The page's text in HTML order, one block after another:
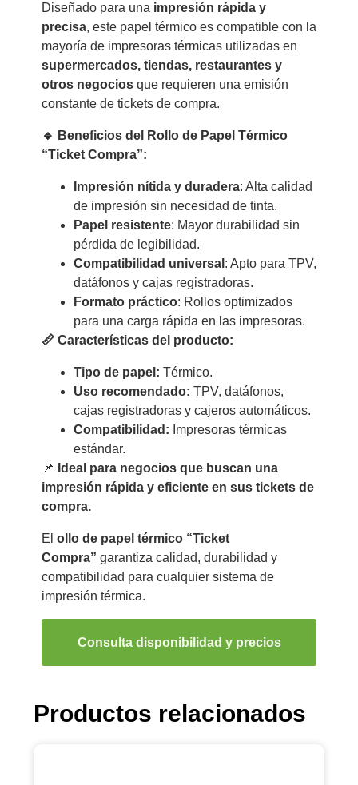
Diseñado para una impresión rápida y
precisa, este papel térmico es compatible con la
mayoría de impresoras térmicas utilizadas en
supermercados, tiendas, restaurantes y
otros negociosque requieren una emisión
constante de tickets de compra.
🔹 Beneficios del Rollo de Papel Térmico
“Ticket Compra”:
Impresión nítida y duradera: Alta calidad
de impresión sin necesidad de tinta.
Papel resistente: Mayor durabilidad sin
pérdida de legibilidad.
Compatibilidad universal : Apto para TPV,
datáfonos y cajas registradoras.
Formato práctico: Rollos optimizados
para una carga rápida en las impresoras.
📏 Características del producto:
Tipo de papel: Térmico.
Uso recomendado: TPV, datáfonos,
cajas registradoras y cajeros automáticos.
Compatibilidad: Impresoras térmicas
estándar.
📌 Ideal para negocios que buscan una
impresión rápida y eficiente en sus tickets de
compra.
El ollo de papel térmico “Ticket
Compra” garantiza calidad, durabilidad y
compatibilidad para cualquier sistema de
impresión térmica.
Consulta disponibilidad y precios
Productos relacionados